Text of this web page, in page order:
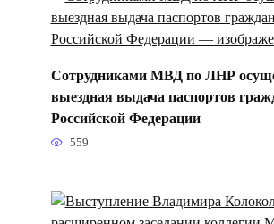
Сотрудниками МВД по ЛНР
выездная выдача паспортов
Российской Федерации
559